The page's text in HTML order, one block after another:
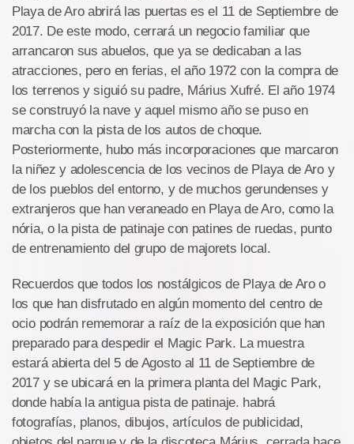
Playa de Aro abrirá las puertas es el 11 de Septiembre de
2017. De este modo, cerrará un negocio familiar que
arrancaron sus abuelos, que ya se dedicaban a las
atracciones, pero en ferias, el año 1972 con la compra de
los terrenos y siguió su padre, Márius Xufré. El año 1974
se construyó la nave y aquel mismo año se puso en
marcha con la pista de los autos de choque.
Posteriormente, hubo más incorporaciones que marcaron
la niñez y adolescencia de los vecinos de Playa de Aro y
de los pueblos del entorno, y de muchos gerundenses y
extranjeros que han veraneado en Playa de Aro, como la
nória, o la pista de patinaje con patines de ruedas, punto
de entrenamiento del grupo de majorets local.
Recuerdos que todos los nostálgicos de Playa de Aro o
los que han disfrutado en algún momento del centro de
ocio podrán rememorar a raíz de la exposición que han
preparado para despedir el Magic Park. La muestra
estará abierta del 5 de Agosto al 11 de Septiembre de
2017 y se ubicará en la primera planta del Magic Park,
donde había la antigua pista de patinaje. habrá
fotografías, planos, dibujos, artículos de publicidad,